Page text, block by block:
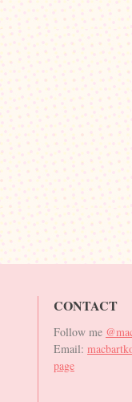
CONTACT
Follow me
Email:
page